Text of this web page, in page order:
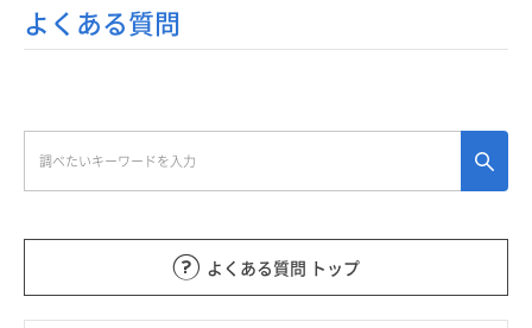
よくある質問 トップ
よくある質問